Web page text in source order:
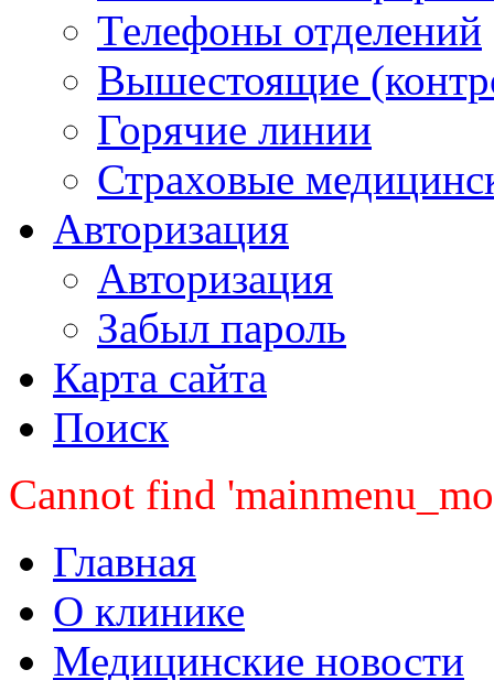
Телефоны отделений
Вышестоящие
Горячие линии
Страховые
Авторизация
Авторизация
Забыл пароль
Карта сайта
Поиск
Cannot find
Главная
О клинике
Медицинские новости